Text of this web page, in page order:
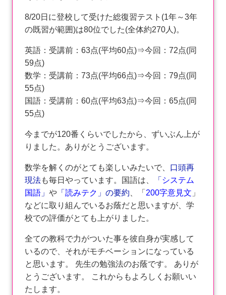
8/20日に登校して受けた総復習テスト(1年～3年
の既習が範囲)は80位でした(全体約270人)。
英語：受講前：63点(平均60点)⇒今回：72点(同
59点)
数学：受講前：73点(平均66点)⇒今回：79点(同
55点)
国語：受講前：60点(平均63点)⇒今回：65点(同
55点)
今までが120番くらいでしたから、ずいぶん上が
りました。ありがとうございます。
数学を解くのがとても楽しいみたいで、 口頭再
現法も毎日やっています。国語は、 「 システム
国語 」 や 「 読みテク 」の要約 、「 200字意見文 」
などに取り組んでいるお蔭だと思いますが、学
校での評価がとても上がりました。
全ての教科で力がついた事を彼自身が実感して
いるので、それがモチベーションになっている
と思います。 先生の勉強法のお蔭です。 ありが
とうございます。 これからもよろしくお願いい
たします。